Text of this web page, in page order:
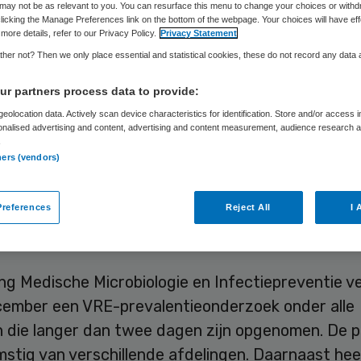
Skipr Redactie 12 december 2015,10:18 47 keer gelezen
die tussen 2014 en 2015 in het ADRZ
is de VRE-bacterie vastgesteld. VRE is de
de darmen voorkomt. Het ADRZ gaat
in het ziekenhuis patiënten liggen die, zonder
Medische Microbiologie en Infectiepreventie
een VRE-prevalentieonderzoek onder alle
die langer dan twee dagen zijn opgenomen. De
van verschillende afdelingen. Daarnaast
not be as relevant to you. You can resurface this menu to change your choices or
the Manage Preferences link on the bottom of the webpage. Your choices will have
details, refer to our Privacy Policy. Privacy Statement
not? Then we only place essential and statistical cookies, these do not record any data
partners process data to provide:
data. Actively scan device characteristics for identification. Store and/or access
advertising and content, advertising and content measurement, audience research
(vendors)
Reject All I